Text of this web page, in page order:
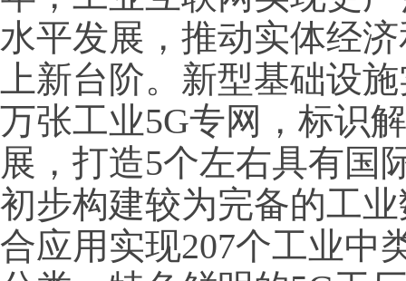
水平发展，推动实体经
上新台阶。新型基础设
万张工业5G专网，标识
展，打造5个左右具有国
初步构建较为完备的工
合应用实现207个工业中